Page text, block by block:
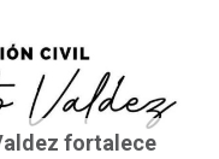
fortalece